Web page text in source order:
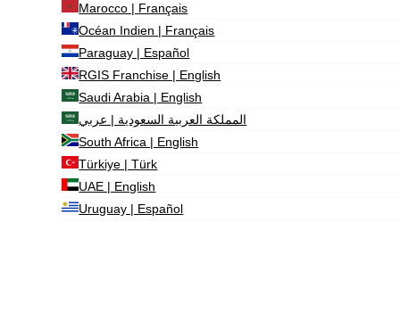
Marocco | Français
Océan Indien | Français
Paraguay | Español
RGIS Franchise | English
Saudi Arabia | English
المملكة العربية السعودية | عربي
South Africa | English
Türkiye | Türk
UAE | English
Uruguay | Español